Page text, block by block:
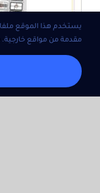
يستخدم هذا الموقع
مقدمة من مواقع خارجية.